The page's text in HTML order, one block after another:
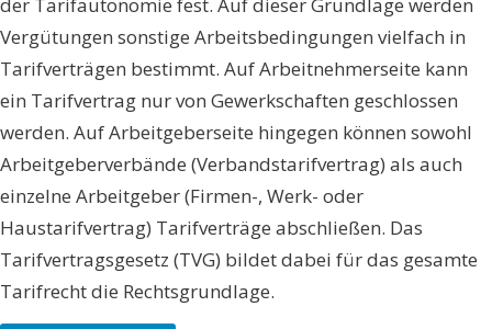
Vergütungen sonstige Arbeitsbedingungen vielfach in
Tarifverträgen bestimmt. Auf Arbeitnehmerseite kann
ein Tarifvertrag nur von Gewerkschaften geschlossen
werden. Auf Arbeitgeberseite hingegen können sowohl
Arbeitgeberverbände (Verbandstarifvertrag) als auch
einzelne Arbeitgeber (Firmen-, Werk- oder
Haustarifvertrag) Tarifverträge abschließen. Das
Tarifvertragsgesetz (TVG) bildet dabei für das gesamte
Tarifrecht die Rechtsgrundlage.